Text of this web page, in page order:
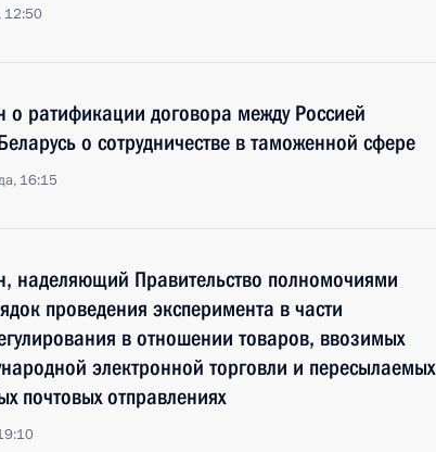
12:50
о ратификации договора между Россией
о сотрудничестве в таможенной сфере
16:15
наделяющий Правительство полномочиями
проведения эксперимента в части
в отношении товаров, ввозимых
электронной торговли и пересылаемых
почтовых отправлениях